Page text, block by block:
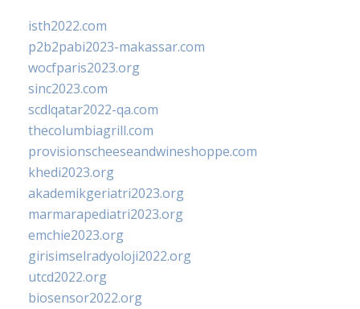
isth2022.com
p2b2pabi2023-makassar.com
wocfparis2023.org
sinc2023.com
scdlqatar2022-qa.com
thecolumbiagrill.com
provisionscheeseandwineshoppe.com
khedi2023.org
akademikgeriatri2023.org
marmarapediatri2023.org
emchie2023.org
girisimselradyoloji2022.org
utcd2022.org
biosensor2022.org